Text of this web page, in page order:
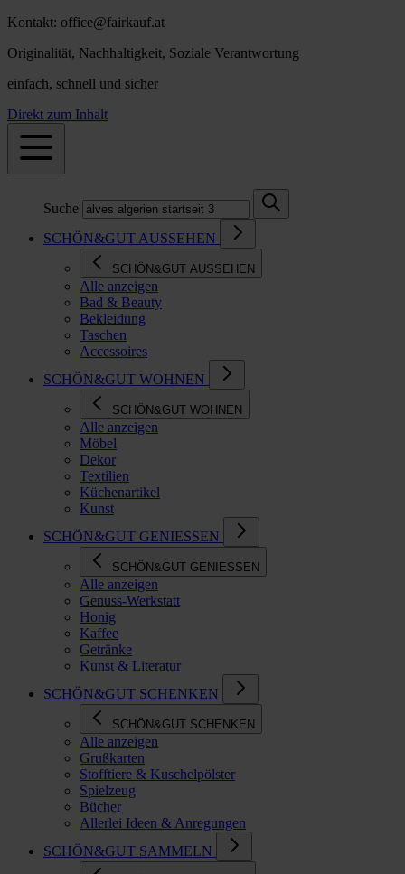
Kontakt: office@fairkauf.at
Originalität, Nachhaltigkeit, Soziale Verantwortung
einfach, schnell und sicher
Direkt zum Inhalt
Suche
SCHÖN&GUT AUSSEHEN
SCHÖN&GUT AUSSEHEN
Alle anzeigen
Bad & Beauty
Bekleidung
Taschen
Accessoires
SCHÖN&GUT WOHNEN
SCHÖN&GUT WOHNEN
Alle anzeigen
Möbel
Dekor
Textilien
Küchenartikel
Kunst
SCHÖN&GUT GENIESSEN
SCHÖN&GUT GENIESSEN
Alle anzeigen
Genuss-Werkstatt
Honig
Kaffee
Getränke
Kunst & Literatur
SCHÖN&GUT SCHENKEN
SCHÖN&GUT SCHENKEN
Alle anzeigen
Grußkarten
Stofftiere & Kuschelpölster
Spielzeug
Bücher
Allerlei Ideen & Anregungen
SCHÖN&GUT SAMMELN